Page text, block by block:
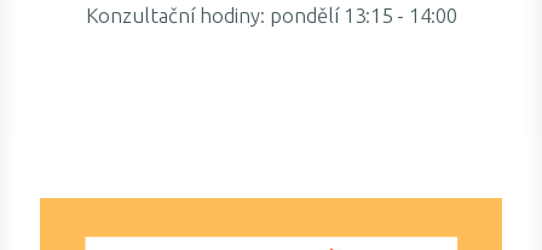
Konzultační hodiny: pondělí 13:15 - 14:00